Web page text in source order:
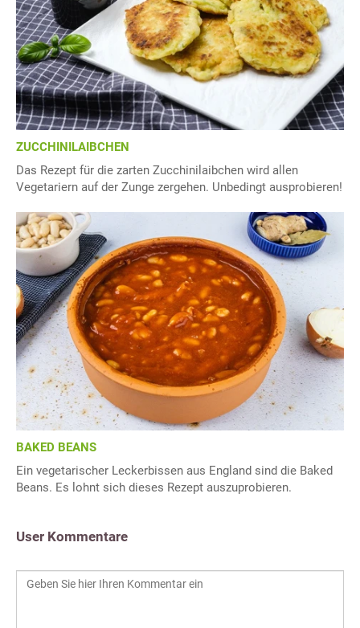
ZUCCHINILAIBCHEN
Das Rezept für die zarten Zucchinilaibchen wird allen
Vegetariern auf der Zunge zergehen. Unbedingt ausprobieren!
BAKED BEANS
Ein vegetarischer Leckerbissen aus England sind die Baked
Beans. Es lohnt sich dieses Rezept auszuprobieren.
User Kommentare